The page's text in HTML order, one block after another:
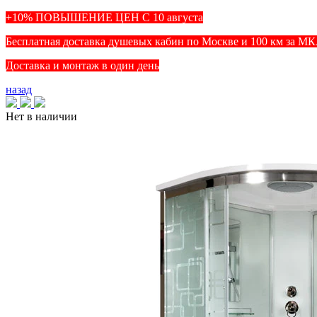
+10% ПОВЫШЕНИЕ ЦЕН С 10 августа
Бесплатная доставка душевых кабин по Москве и 100 км за
Доставка и монтаж в один день
назад
Нет в наличии